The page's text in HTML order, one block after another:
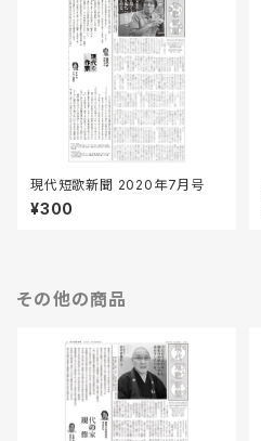
現代短歌新聞 2020年7月号
¥300
その他の商品